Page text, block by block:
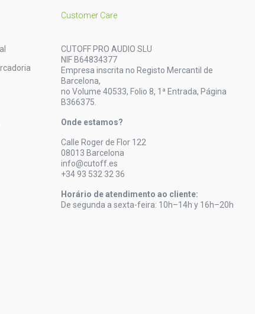
Customer Care
CUTOFF PRO AUDIO SLU
NIF B64834377
Empresa inscrita no Registo Mercantil de
Barcelona,
no Volume 40533, Folio 8, 1ª Entrada, Página
B366375.
Onde estamos?
Calle Roger de Flor 122
08013 Barcelona
info@cutoff.es
+34 93 532 32 36
Horário de atendimento ao cliente:
De segunda a sexta-feira: 10h–14h y 16h–20h